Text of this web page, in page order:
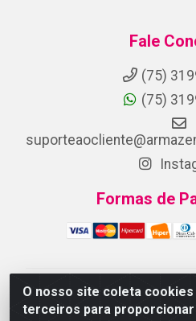
O nosso site coleta
terceiros para
Fale
(75)
(75)
Formas de
ARMAZEM DOS
Av.Transnordestina, 2222